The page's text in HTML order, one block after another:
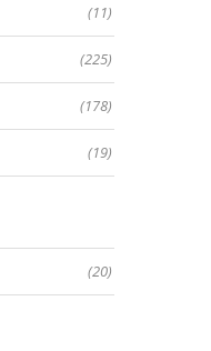
(11)
(225)
(178)
(19)
(20)